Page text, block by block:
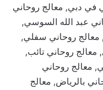
في دبي, معالج روحاني
عبد الله السوسي,
معالج روحاني سفلي,
معالج روحاني تائب,
معالج روحاني
بالرياض, معالج